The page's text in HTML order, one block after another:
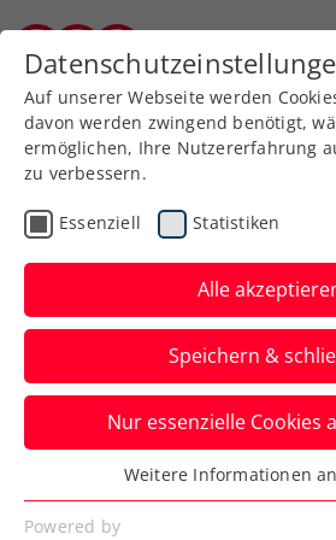
Zurück zur Newsübersicht
Rollstuhltennis
Erste Bank
Sunday mit
Zverev
Österreichs
Weltranglistendritte lassen
Auf unserer Webseite werden
davon werden zwingend benötigt,
ermöglichen, Ihre Nutzererfahrung
zu verbessern.
Essenziell Statistiken
Alle
Speichern &
Nur essenzielle Cookies
Essenziell
Essenzielle Cookies werden für
Weitere Informationen
Powered by